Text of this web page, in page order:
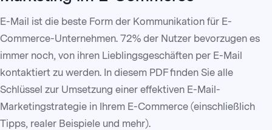
E-Mail ist die beste Form der Kommunikation für E-
Commerce-Unternehmen. 72% der Nutzer bevorzugen es
immer noch, von ihren Lieblingsgeschäften per E-Mail
kontaktiert zu werden. In diesem PDF finden Sie alle
Schlüssel zur Umsetzung einer effektiven E-Mail-
Marketingstrategie in Ihrem E-Commerce (einschließlich
Tipps, realer Beispiele und mehr).